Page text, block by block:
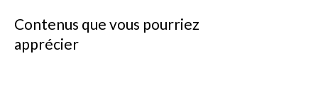
Contenus que vous pourriez
apprécier